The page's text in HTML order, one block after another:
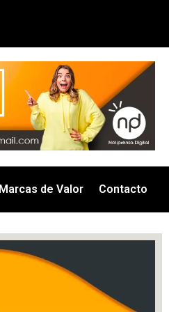
Marcas de Valor Contacto